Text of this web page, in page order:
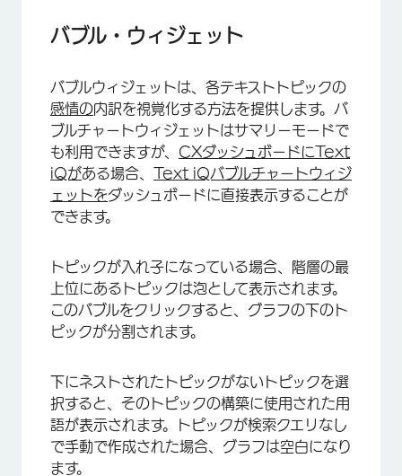
バブル・ウィジェット
バブルウィジェットは、各テキストトピックの
感情の内訳を視覚化する方法を提供します。バ
ブルチャートウィジェットはサマリーモードで
も利用できますが、 CXダッシュボードにText
iQがある場合、 Text iQバブルチャートウィジ
ェットをダッシュボードに直接表示することが
できます。
トピックが入れ子になっている場合、階層の最
上位にあるトピックは泡として表示されます。
このバブルをクリックすると、グラフの下のト
ピックが分割されます。
下にネストされたトピックがないトピックを選
択すると、そのトピックの構築に使用された用
語が表示されます。トピックが検索クエリなし
で手動で作成された場合、グラフは空白になり
ます。